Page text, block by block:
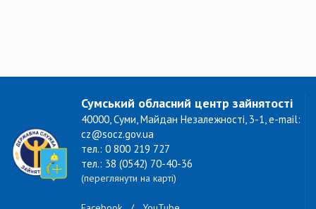
Сумський обласний центр зайнятості
40000, Суми, Майдан Незалежності, 3-1, e-mail:
cz@socz.gov.ua
тел.: 0 800 219 727
тел.: 38 (0542) 70-40-36
(переглянути на карті)